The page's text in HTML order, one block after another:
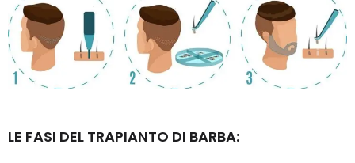
LE FASI DEL TRAPIANTO DI BARBA: